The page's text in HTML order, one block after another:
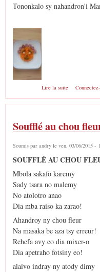
Tononkalo sy nahandron'i
Lire la suite de Ampelasoa
Soufflé au chou
Soumis par andry le ven, 03/06/2015 -
SOUFFLÉ AU CHOU
Mbola sakafo karemy
Sady tsara no malemy
No atolotro anao
Dia mba raiso ka zarao!
Ahandroy ny chou fleur
Na masaka be aza tsy erreur!
Rehefa avy eo dia mixer-o
Dia apetraho fotsiny eo!
alaivo indray ny atody dimy